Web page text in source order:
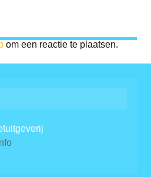
om een reactie te plaatsen.